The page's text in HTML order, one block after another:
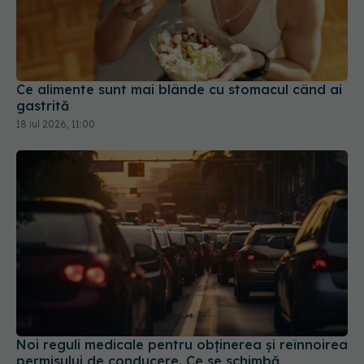
Ce alimente sunt mai blânde cu stomacul când ai
gastrită
18 iul 2026, 11:00
Noi reguli medicale pentru obținerea și reînnoirea